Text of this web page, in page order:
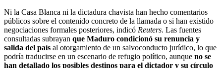
Ni la Casa Blanca ni la dictadura chavista han hecho comentarios
públicos sobre el contenido concreto de la llamada o si han existido
negociaciones formales posteriores, indicó Reuters. Las fuentes
consultadas subrayan que Maduro condicionó su renuncia y
salida del país al otorgamiento de un salvoconducto jurídico, lo que
podría traducirse en un escenario de refugio político, aunque no se
han detallado los posibles destinos para el dictador y su círculo